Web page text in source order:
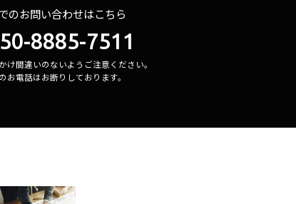
のお問い合わせはこちら
8885-7511
け間違いのないようご注意ください。
お電話はお断りしております。